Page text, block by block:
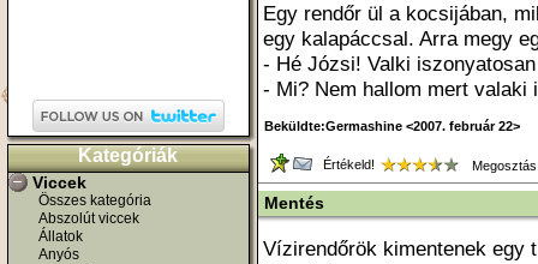
Kategóriák
Viccek
Összes kategória
Abszolút viccek
Állatok
Anyós
Egy rendőr ül a kocsijában,
egy kalapáccsal. Arra megy
- Hé Józsi! Valki
- Mi? Nem hallom mert
Beküldte:Germashine <2007. február 22>
Értékeld!
Mentés
Vízirendőrök kimentenek egy